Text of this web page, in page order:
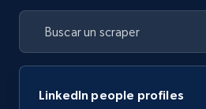
LinkedIn people profiles